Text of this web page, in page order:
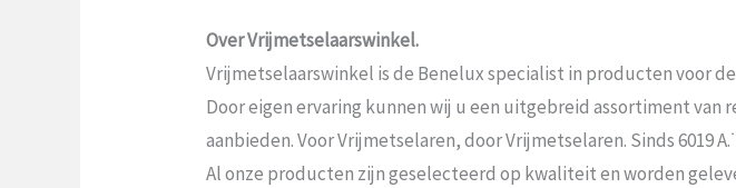
Over Vrijmetselaarswinkel.
Vrijmetselaarswinkel is de Benelux specialist in producten voor
Door eigen ervaring kunnen wij u een uitgebreid assortiment van
aanbieden. Voor Vrijmetselaren, door Vrijmetselaren. Sinds 6019
Al onze producten zijn geselecteerd op kwaliteit en worden